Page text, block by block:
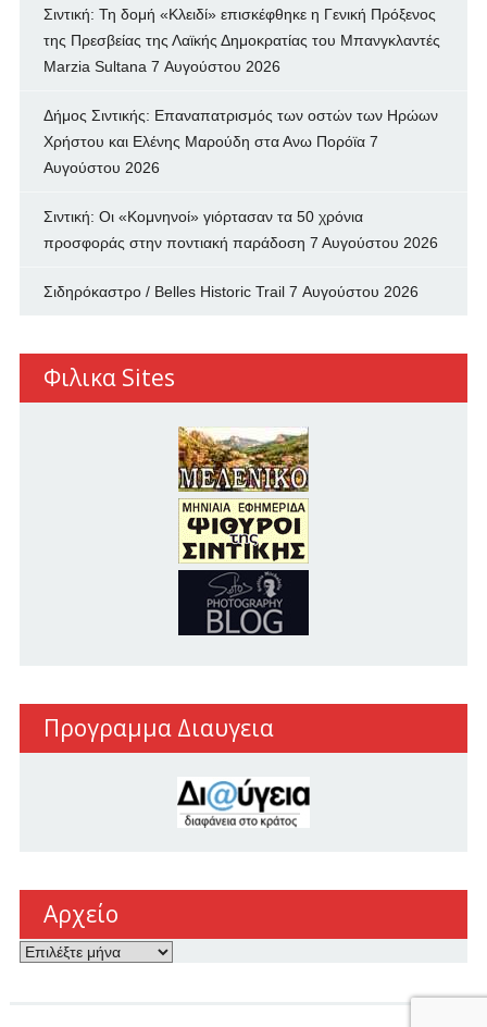
Σιντική: Τη δομή «Κλειδί» επισκέφθηκε η Γενική Πρόξενος
της Πρεσβείας της Λαϊκής Δημοκρατίας του Μπανγκλαντές
Marzia Sultana 7 Αυγούστου 2026
Δήμος Σιντικής: Επαναπατρισμός των oστών των Ηρώων
Χρήστου και Ελένης Μαρούδη στα Ανω Πορόϊα 7
Αυγούστου 2026
Σιντική: Οι «Κομνηνοί» γιόρτασαν τα 50 χρόνια
προσφοράς στην ποντιακή παράδοση 7 Αυγούστου 2026
Σιδηρόκαστρο / Belles Historic Trail 7 Αυγούστου 2026
Φιλικα Sites
Προγραμμα Διαυγεια
Αρχείο
Αρχείο